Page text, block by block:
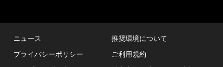
ニュース
推奨環境について
プライバシーポリシー
ご利用規約